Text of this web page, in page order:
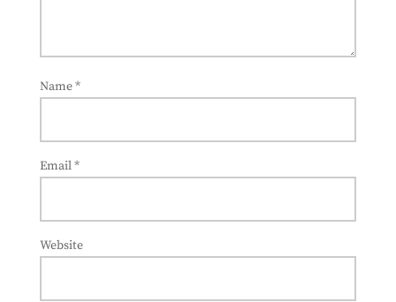
Name*
Email*
Website